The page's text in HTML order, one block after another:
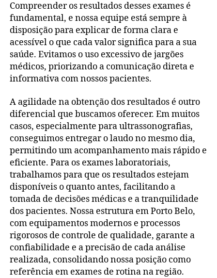
Compreender os resultados desses exames é
fundamental, e nossa equipe está sempre à
disposição para explicar de forma clara e
acessível o que cada valor significa para a sua
saúde. Evitamos o uso excessivo de jargões
médicos, priorizando a comunicação direta e
informativa com nossos pacientes.
A agilidade na obtenção dos resultados é outro
diferencial que buscamos oferecer. Em muitos
casos, especialmente para ultrassonografias,
conseguimos entregar o laudo no mesmo dia,
permitindo um acompanhamento mais rápido e
eficiente. Para os exames laboratoriais,
trabalhamos para que os resultados estejam
disponíveis o quanto antes, facilitando a
tomada de decisões médicas e a tranquilidade
dos pacientes. Nossa estrutura em Porto Belo,
com equipamentos modernos e processos
rigorosos de controle de qualidade, garante a
confiabilidade e a precisão de cada análise
realizada, consolidando nossa posição como
referência em exames de rotina na região.